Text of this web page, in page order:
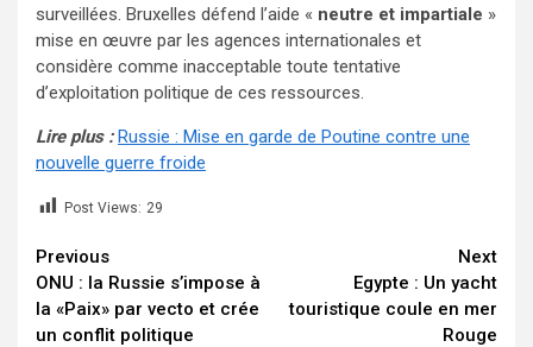
surveillées. Bruxelles défend l’aide « neutre et impartiale »
mise en œuvre par les agences internationales et
considère comme inacceptable toute tentative
d’exploitation politique de ces ressources.
Lire plus :Russie : Mise en garde de Poutine contre une
nouvelle guerre froide
Post Views: 29
Continue
Reading
Previous
ONU : la Russie s’impose à
la «Paix» par vecto et crée
un conflit politique
Next
Egypte : Un yacht
touristique coule en mer
Rouge